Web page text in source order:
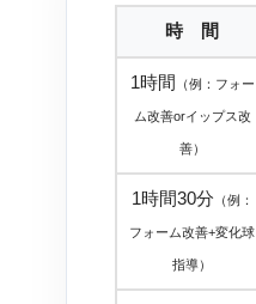
時 間
1時間 （例：フォー
ム改善orイップス改
善）
1時間30分 （例：
フォーム改善+変化球
指導）